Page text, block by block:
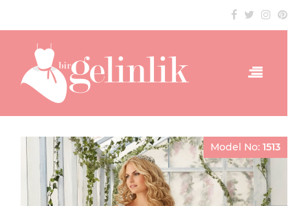
Model No: 1513